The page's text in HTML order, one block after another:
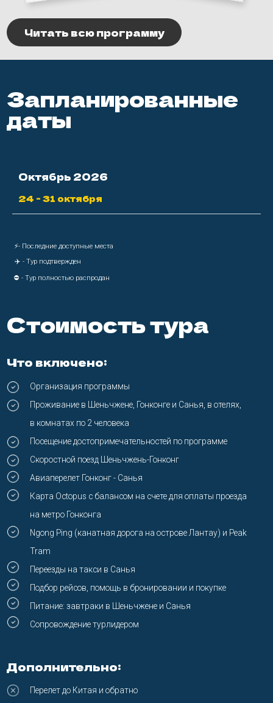
Октябрь 2026
24 - 31 октября
⛔ - Тур полностью распродан
Организация программы
Посещение достопримечательностей по программе
Авиаперелет Гонконг - Санья
Ngong Ping (канатная дорога на острове Лантау) и Peak
Tram
Переезды на такси в Санья
Сопровождение турлидером
Дополнительно:
Что включено:
Перелет до Китая и обратно
Обеды и ужины в Шеньчжене и Санья, питание в Гонконге
полностью
Ваша туристическая страховка на срок путешествия
Проезд в метро Шеньчженя ≈15€
Остров пиратов на Санья и водные активности